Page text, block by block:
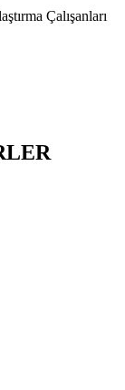
Çalışanları